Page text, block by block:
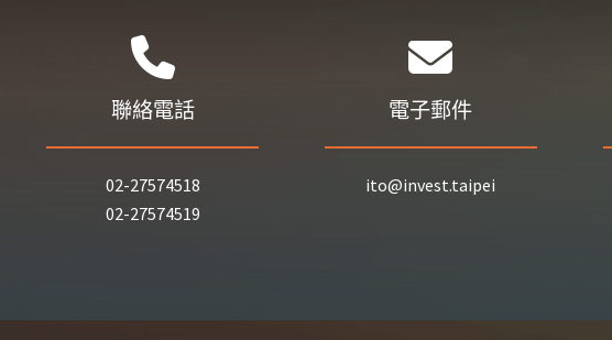
聯絡電話
02-27574518
02-27574519
電子郵件
ito@invest.taipei